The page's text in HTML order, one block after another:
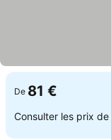
De 81 €
Consulter les prix de